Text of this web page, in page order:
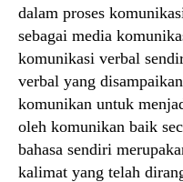
dalam proses
sebagai media
komunikasi verbal
verbal yang
komunikan untuk
oleh komunikan baik
bahasa sendiri
kalimat yang telah